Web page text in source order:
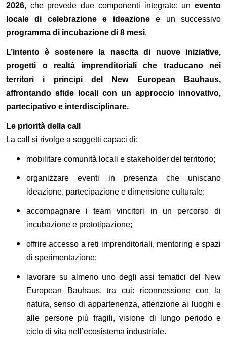
2026, che prevede due componenti integrate: un evento
locale di celebrazione e ideazionee un successivo
programma di incubazione di 8 mesi.
L’intento è sostenere la nascita di nuove iniziative,
progetti o realtà imprenditoriali che traducano nei
territori i principi del New European Bauhaus,
affrontando sfide locali con un approccio innovativo,
partecipativo e interdisciplinare.
Le priorità della call
La call si rivolge a soggetti capaci di:
mobilitare comunità locali e stakeholder del territorio;
organizzare eventi in presenza che uniscano
ideazione, partecipazione e dimensione culturale;
accompagnare i team vincitori in un percorso di
incubazione e prototipazione;
offrire accesso a reti imprenditoriali, mentoring e spazi
di sperimentazione;
lavorare su almeno uno degli assi tematici del New
European Bauhaus, tra cui: riconnessione con la
natura, senso di appartenenza, attenzione ai luoghi e
alle persone più fragili, visione di lungo periodo e
ciclo di vita nell’ecosistema industriale.